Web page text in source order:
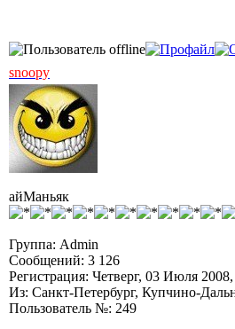
snoopy
айМаньяк
Группа: Admin
Сообщений: 3 126
Регистрация: Четверг, 03 Июля
Из: Санкт-Петербург, Купчино-
Пользователь №: 249